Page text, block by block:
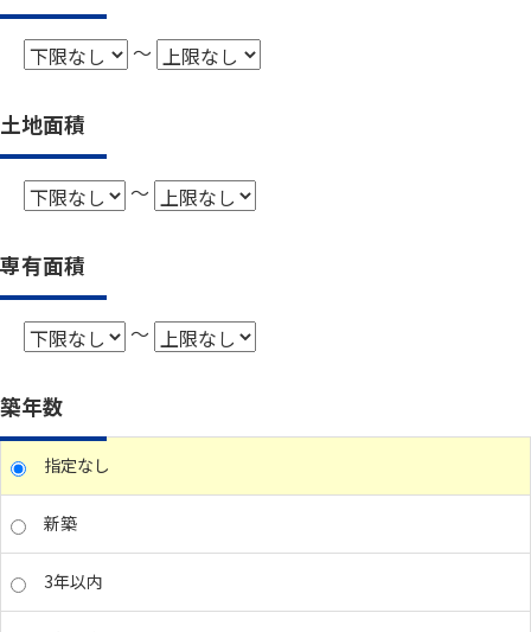
～
土地面積
～
専有面積
～
築年数
指定なし
新築
3年以内